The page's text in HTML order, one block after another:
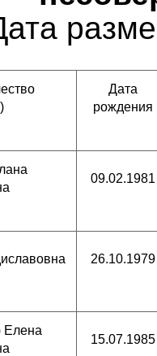
Дата
рождения
09.02.1981
26.10.1979
Елена
15.07.1985